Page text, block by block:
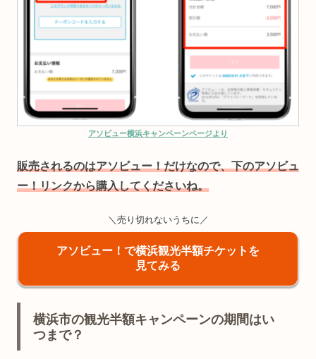
アソビュー横浜キャンペーンページより
販売されるのはアソビュー！だけなので、下のアソビュ
ー！リンクから購入してくださいね。
＼売り切れないうちに／
アソビュー！で横浜観光半額チケットを
見てみる
横浜市の観光半額キャンペーンの期間はい
つまで？